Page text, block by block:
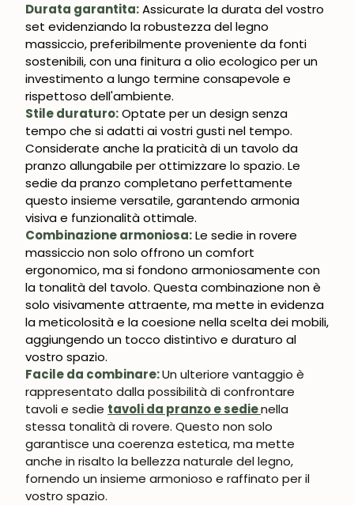
Durata garantita:Assicurate la durata del vostro
set evidenziando la robustezza del legno
massiccio, preferibilmente proveniente da fonti
sostenibili, con una finitura a olio ecologico per un
investimento a lungo termine consapevole e
rispettoso dell'ambiente.
Stile duraturo:Optate per un design senza
tempo che si adatti ai vostri gusti nel tempo.
Considerate anche la praticità di un tavolo da
pranzo allungabile per ottimizzare lo spazio. Le
sedie da pranzo completano perfettamente
questo insieme versatile, garantendo armonia
visiva e funzionalità ottimale.
Combinazione armoniosa:Le sedie in rovere
massiccio non solo offrono un comfort
ergonomico, ma si fondono armoniosamente con
la tonalità del tavolo. Questa combinazione non è
solo visivamente attraente, ma mette in evidenza
la meticolosità e la coesione nella scelta dei mobili,
aggiungendo un tocco distintivo e duraturo al
vostro spazio.
Facile da combinare:Un ulteriore vantaggio è
rappresentato dalla possibilità di confrontare
tavoli e sedie tavoli da pranzo e sedienella
stessa tonalità di rovere. Questo non solo
garantisce una coerenza estetica, ma mette
anche in risalto la bellezza naturale del legno,
fornendo un insieme armonioso e raffinato per il
vostro spazio.